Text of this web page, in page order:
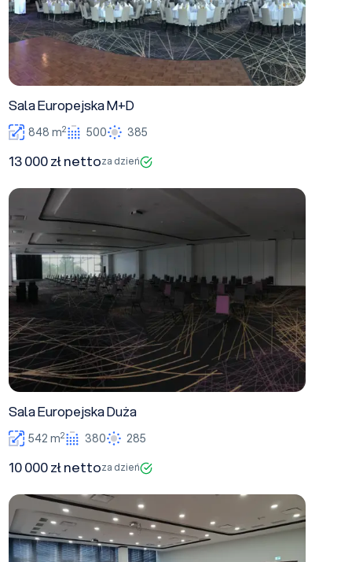
Sala Europejska M+D
848 m2 500 385
13 000 zł nettoza dzień
Sala Europejska Duża
Sala Europejska Duża
542 m2 380 285
10 000 zł nettoza dzień
Sala Włoska